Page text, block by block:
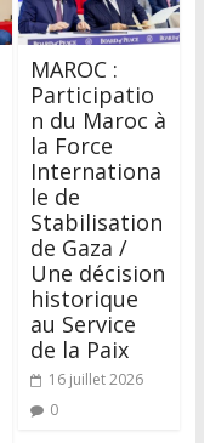
MAROC :
Participatio
n du Maroc à
la Force
Internationa
le de
Stabilisation
de Gaza /
Une décision
historique
au Service
de la Paix
16 juillet 2026
0